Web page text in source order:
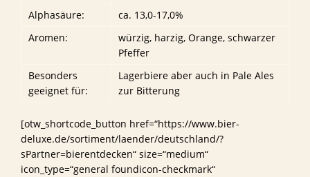
Alphasäure:
ca. 13,0-17,0%
Aromen:
würzig, harzig, Orange, schwarzer
Pfeffer
Besonders
geeignet für:
Lagerbiere aber auch in Pale Ales
zur Bitterung
[otw_shortcode_button href=“https://www.bier-
deluxe.de/sortiment/laender/deutschland/?
sPartner=bierentdecken“ size=“medium“
icon_type=“general foundicon-checkmark“